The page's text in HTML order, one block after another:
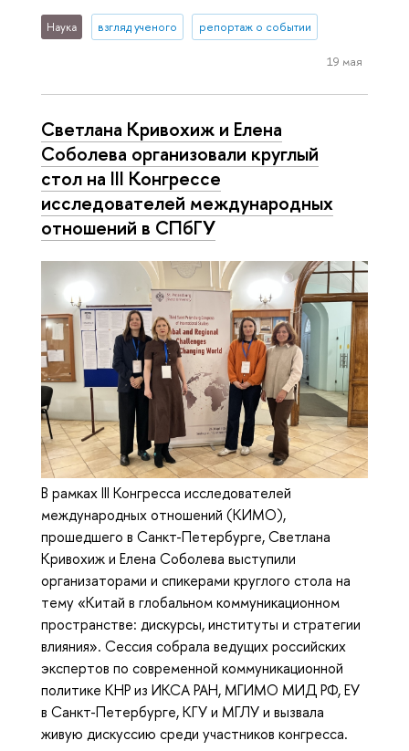
Наука взгляд ученого репортаж о событии
19 мая
Светлана Кривохиж и Елена
Соболева организовали круглый
стол на III Конгрессе
исследователей международных
отношений в СПбГУ
В рамках III Конгресса исследователей
международных отношений (КИМО),
прошедшего в Санкт-Петербурге, Светлана
Кривохиж и Елена Соболева выступили
организаторами и спикерами круглого стола на
тему «Китай в глобальном коммуникационном
пространстве: дискурсы, институты и стратегии
влияния». Сессия собрала ведущих российских
экспертов по современной коммуникационной
политике КНР из ИКСА РАН, МГИМО МИД РФ, ЕУ
в Санкт-Петербурге, КГУ и МГЛУ и вызвала
живую дискуссию среди участников конгресса.